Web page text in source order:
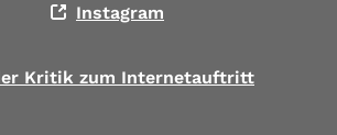
Instagram
Kritik zum Internetauftritt